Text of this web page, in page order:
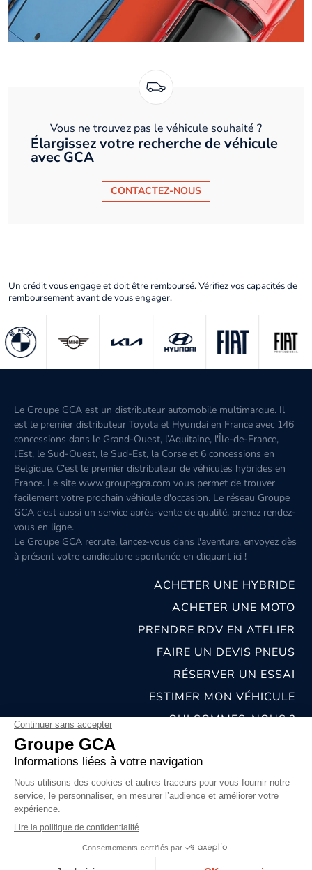
Vous ne trouvez pas le véhicule souhaité ?
Élargissez votre recherche de véhicule
avec GCA
CONTACTEZ-NOUS
Un crédit vous engage et doit être remboursé. Vérifiez vos capacités de
remboursement avant de vous engager.
Le Groupe GCA est un distributeur automobile multimarque. Il
est le premier distributeur Toyota et Hyundai en France avec 146
concessions dans le Grand-Ouest, l’Aquitaine, l'Île-de-France,
l'Est, le Sud-Ouest, le Sud-Est, la Corse et 6 concessions en
Belgique. C'est le premier distributeur de véhicules hybrides en
France. Le site www.groupegca.com vous permet de trouver
facilement votre prochain véhicule d'occasion. Le réseau Groupe
GCA c'est aussi un service après-vente de qualité, prenez rendez-
vous en ligne.
Le Groupe GCA recrute, lancez-vous dans l'aventure, envoyez dès
à présent votre candidature spontanée en cliquant ici !
ACHETER UNE HYBRIDE
ACHETER UNE MOTO
PRENDRE RDV EN ATELIER
FAIRE UN DEVIS PNEUS
RÉSERVER UN ESSAI
ESTIMER MON VÉHICULE
QUI SOMMES-NOUS ?
NOS CONCESSIONS & CARROSSERIES
MENTIONS LÉGALES
CONDITIONS GÉNÉRALES DE VENTE